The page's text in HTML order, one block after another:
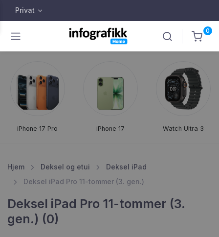
Privat
0
iPhone 17 Pro iPhone 17 Watch Ultra 3
Hjem Deksel og etui
Deksel iPad
Deksel iPad Pro 11-tommer (3. gen.)
Deksel iPad Pro 11-tommer (3.
gen.) (0)